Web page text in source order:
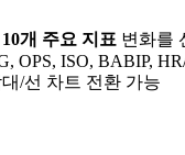
10개 주요 지표 변화를
OPS, ISO, BABIP,
/선 차트 전환 가능